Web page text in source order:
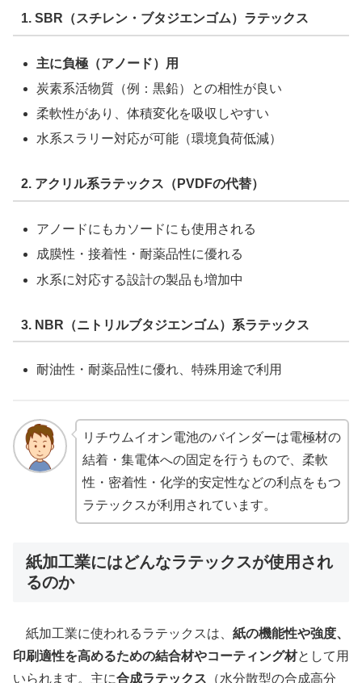
1. SBR（スチレン・ブタジエンゴム）ラテックス
主に負極（アノード）用
炭素系活物質（例：黒鉛）との相性が良い
柔軟性があり、体積変化を吸収しやすい
水系スラリー対応が可能（環境負荷低減）
2. アクリル系ラテックス（PVDFの代替）
アノードにもカソードにも使用される
成膜性・接着性・耐薬品性に優れる
水系に対応する設計の製品も増加中
3. NBR（ニトリルブタジエンゴム）系ラテックス
耐油性・耐薬品性に優れ、特殊用途で利用
リチウムイオン電池のバインダーは電極材の
結着・集電体への固定を行うもので、柔軟
性・密着性・化学的安定性などの利点をもつ
ラテックスが利用されています。
紙加工業にはどんなラテックスが使用され
るのか
紙加工業に使われるラテックスは、 紙の機能性や強度、
印刷適性を高めるための結合材やコーティング材として用
いられます。主に合成ラテックス （水分散型の合成高分